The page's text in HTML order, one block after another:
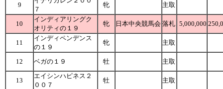
9
７
牝 主取
10
インディアリングク
オリティの１９
牝 日本中央競馬会 落札 5,000,000
11
インディペンデンス
の１９
牝 主取
12 ベガの１９ 牡 主取
13
エイシンハピネス２
００７
牡
主取